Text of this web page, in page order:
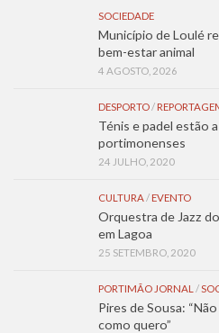
SOCIEDADE
Município de Loulé
bem-estar animal
4 AGOSTO, 2026
DESPORTO/
Ténis e padel estão
portimonenses
24 JULHO, 2020
CULTURA/ EVENTO
Orquestra de Jazz
em Lagoa
25 SETEMBRO, 2020
PORTIMÃO JORNAL /
Pires de Sousa:
como quero”